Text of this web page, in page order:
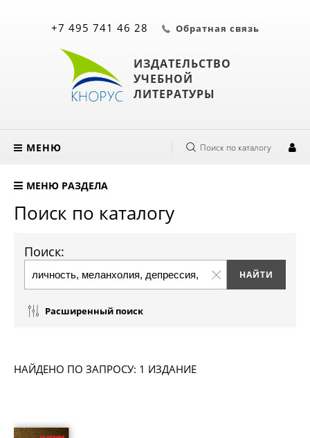
ИЗДАТЕЛЬСТВО
УЧЕБНОЙ
ЛИТЕРАТУРЫ
+7 495 741 46 28 Обратная связь
МЕНЮ Поиск по каталогу
МЕНЮ РАЗДЕЛА
Поиск по каталогу
Поиск:
Расширенный поиск
НАЙДЕНО ПО ЗАПРОСУ: 1 ИЗДАНИЕ